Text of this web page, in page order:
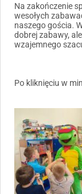
Na zakończenie
wesołych
naszego gościa.
dobrej zabawy,
wzajemnego
Po kliknięciu w